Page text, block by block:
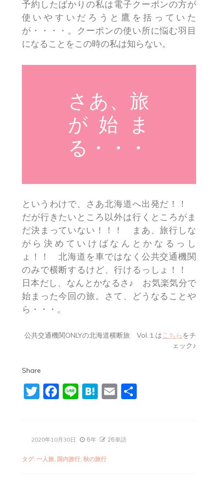
予約したばかりの私は電子クーポンの方が
使いやすいだろうと鷹を括っていた
が・・・・。クーポンの使い所に悩む羽目
になることをこの時の私は知らない。
さあ、旅
が始ま
る・・・
というわけで、さあ北海道へ出発だ！！
だが行きたいところ以外は行くところがま
だ決まっていない！！！ まあ、旅行しな
がら決めていけばなんとかなるっし
ょ！！ 北海道を車ではなく公共交通機関
のみで横断するけど、行けるっしょ！！
日本だし、なんとかなるさ♪ お気楽気分で
始まった今回の旅。さて、どうなることや
ら・・・。
公共交通機関ONLYの北海道横断旅 Vol.１はこちらをチ
ェック♪
Share
Twitter
Facebook
LineHatena
Email
共
2020年10月30日 6年 26単語
タグ: 一人旅, 国内旅行, 秋の旅行